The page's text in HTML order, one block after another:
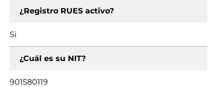
¿Registro RUES activo?
Si
¿Cuál es su NIT?
901580119